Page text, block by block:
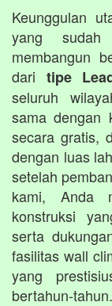
Keunggulan
yang sudah
membangun
dari tipe
seluruh
sama dengan
secara gratis,
dengan luas
setelah
kami, Anda
konstruksi
serta
fasilitas wall
yang
bertahun-tahun.